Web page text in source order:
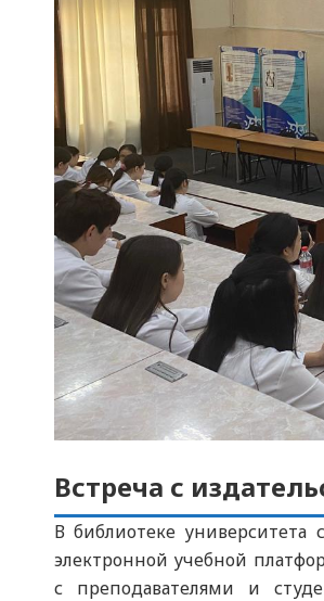
Встреча с
В библиотеке университета
электронной учебной
с преподавателями и